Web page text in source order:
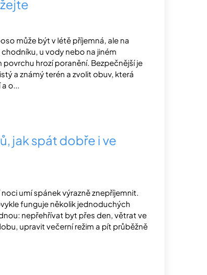
může být v létě příjemná, ale na
u vody nebo na jiném
povrchu hrozí poranění. Bezpečnější je
a známý terén a zvolit obuv, která
o...
jak spát dobře i ve
umí spánek výrazně znepříjemnit.
funguje několik jednoduchých
nepřehřívat byt přes den, větrat ve
upravit večerní režim a pít průběžně